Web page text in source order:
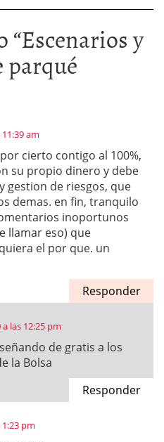
“Escenarios y
parqué
am
cierto contigo al 100%,
su propio dinero y debe
gestion de riesgos, que
demas. en fin, tranquilo
inoportunos
llamar eso) que
el por que. un
Responder
las 12:25 pm
de gratis a los
la Bolsa
Responder
pm